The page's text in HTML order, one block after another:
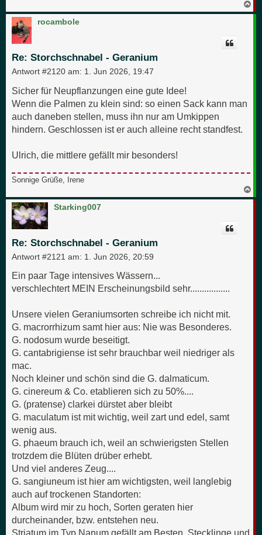
a
rocambole
Re: Storchschnabel - Geranium
Antwort #2120 am: 1. Jun 2026, 19:47
Sicher für Neupflanzungen eine gute Idee!
Wenn die Palmen zu klein sind: so einen Sack kann man
auch daneben stellen, muss ihn nur am Umkippen
hindern. Geschlossen ist er auch alleine recht standfest.
Ulrich, die mittlere gefällt mir besonders!
Sonnige Grüße, Irene
a
Starking007
Re: Storchschnabel - Geranium
Antwort #2121 am: 1. Jun 2026, 20:59
Ein paar Tage intensives Wässern...
verschlechtert MEIN Erscheinungsbild sehr.................
Unsere vielen Geraniumsorten schreibe ich nicht mit.
G. macrorrhizum samt hier aus: Nie was Besonderes.
G. nodosum wurde beseitigt.
G. cantabrigiense ist sehr brauchbar weil niedriger als
mac.
Noch kleiner und schön sind die G. dalmaticum.
G. cinereum & Co. etablieren sich zu 50%....
G. (pratense) clarkei dürstet aber bleibt
G. maculatum ist mit wichtig, weil zart und edel, samt
wenig aus.
G. phaeum brauch ich, weil an schwierigsten Stellen
trotzdem die Blüten drüber erhebt.
Und viel anderes Zeug....
G. sangiuneum ist hier am wichtigsten, weil langlebig
auch auf trockenen Standorten:
Album wird mir zu hoch, Sorten geraten hier
durcheinander, bzw. entstehen neu.
Striatum im Typ Nanum gefällt am Besten. Stecklinge und